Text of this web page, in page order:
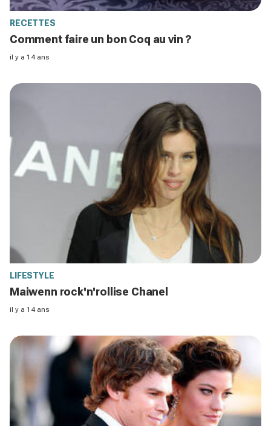
RECETTES
Comment faire un bon Coq au vin ?
il y a 14 ans
LIFESTYLE
Maiwenn rock'n'rollise Chanel
il y a 14 ans